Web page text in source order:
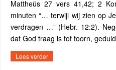
Mattheüs 27 vers 41,42; 2
minuten “… terwijl wij zien op
verdragen …” (Hebr. 12:2).
dat God traag is tot toorn,
Lees verder